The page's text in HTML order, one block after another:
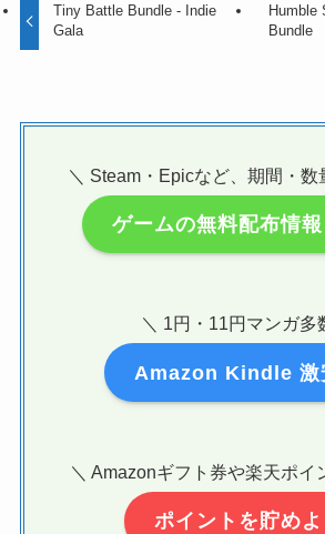
Tiny Battle Bundle - Indie
Gala
Humble
Bundle
＼ Steam・Epicなど、期間・数
ゲームの無料配布情
＼ 1円・11円マンガ多
Amazon Kindle 激
＼ Amazonギフト券や楽天ポイ
ポイントを貯めよ